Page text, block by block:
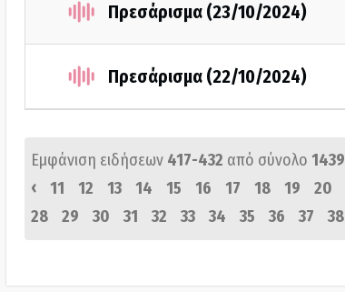
Πρεσάρισμα (23/10/2024)
Πρεσάρισμα (22/10/2024)
Εμφάνιση ειδήσεων 417-432 από σύνολο 1439
‹
11 12 13 14 15 16 17 18 19 20
28
29 30 31 32 33 34 35 36 37 38